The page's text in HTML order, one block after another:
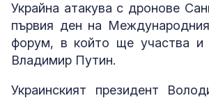
Украйна атакува с дронове
първия ден на
форум, в който ще участва и
Владимир Путин.
Украинският президент